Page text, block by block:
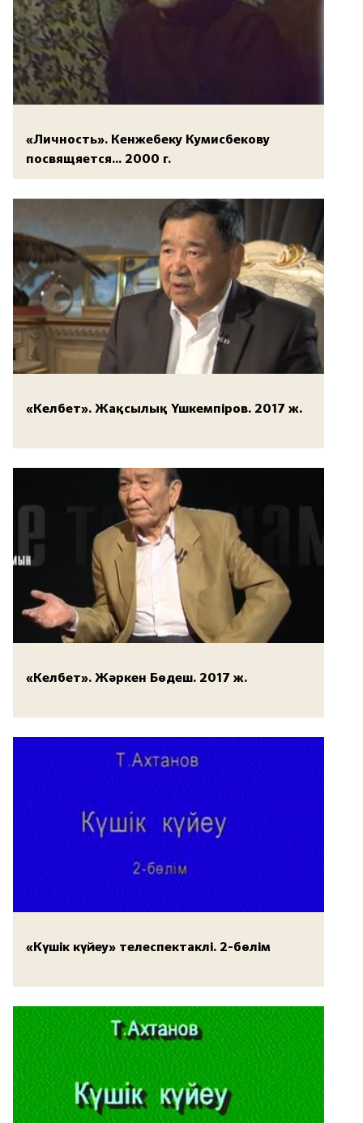
«Личность». Кенжебеку Кумисбекову
посвящяется... 2000 г.
«Келбет». Жақсылық Үшкемпіров. 2017 ж.
«Келбет». Жәркен Бөдеш. 2017 ж.
«Күшік күйеу» телеспектаклі. 2-бөлім